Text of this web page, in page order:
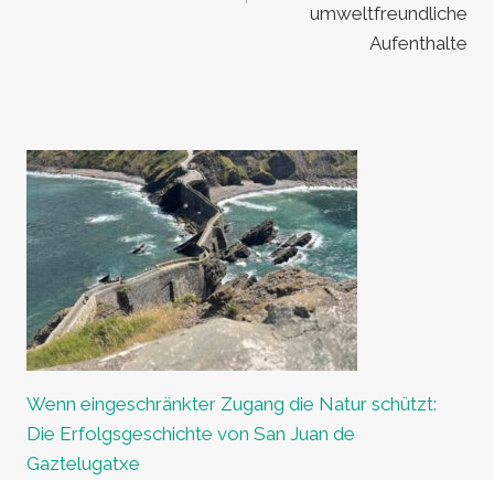
umweltfreundliche
Aufenthalte
Wenn eingeschränkter Zugang die Natur schützt:
Die Erfolgsgeschichte von San Juan de
Gaztelugatxe